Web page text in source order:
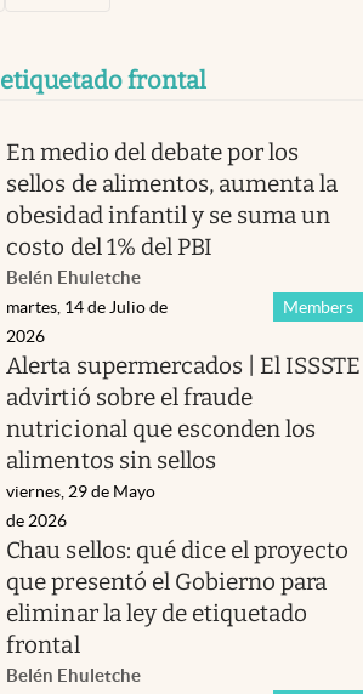
etiquetado frontal
En medio del debate por los
sellos de alimentos, aumenta la
obesidad infantil y se suma un
costo del 1% del PBI
Belén Ehuletche
Members
martes, 14 de Julio de
2026
Alerta supermercados | El ISSSTE
advirtió sobre el fraude
nutricional que esconden los
alimentos sin sellos
viernes, 29 de Mayo
de 2026
Chau sellos: qué dice el proyecto
que presentó el Gobierno para
eliminar la ley de etiquetado
frontal
Belén Ehuletche